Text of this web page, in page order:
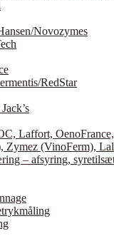
Novozymes
RedStar
Laffort,
Zymez (VinoFerm),
– afsyring,